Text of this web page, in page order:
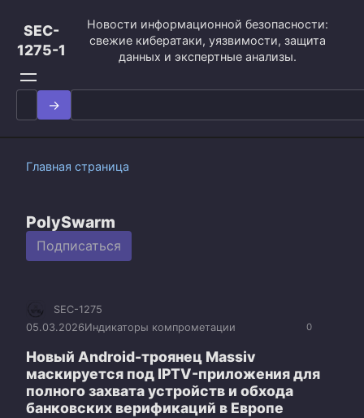
контенту
SEC-
1275-1
Новости информационной безопасности:
свежие кибератаки, уязвимости, защита
данных и экспертные анализы.
Search
for:
Главная страница
PolySwarm
Подписаться
0
SEC-1275
05.03.2026Индикаторы компрометации
Новый Android-троянец Massiv
маскируется под IPTV-приложения для
полного захвата устройств и обхода
банковских верификаций в Европе